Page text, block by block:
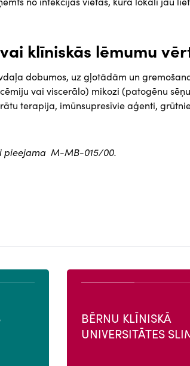
klīniskās lēmumu
dobumos, uz gļotādām un
vai viscerālo) mikozi (patogēnu
terapija, imūnsupresīvie aģenti,
pieejama M-MB-015/00.
BĒRNU KLĪNISKĀ
UNIVERSITĀTES